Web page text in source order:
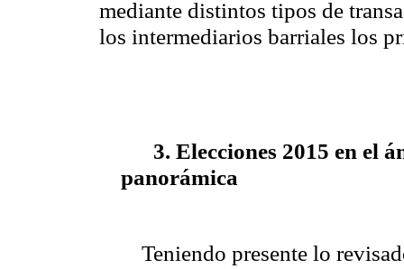
mediante distintos tipos de
los intermediarios barriales los
3. Elecciones 2015 en el
panorámica
Teniendo presente lo